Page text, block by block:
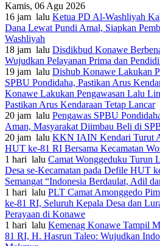
Kamis, 06 Agu 2026
16 jam lalu Ketua PD Al-Washliyah
Dana Lewat Pundi Amal, Siapkan
Washliyah
18 jam lalu Disdikbud Konawe
Wujudkan Pelayanan Prima dan
19 jam lalu Dishub Konawe Lakukan
SPBU Pondidaha, Pastikan Arus
Konawe Lakukan Pengawasan Lalu
Pastikan Arus Kendaraan Tetap Lancar
20 jam lalu Pengawas SPBU
Aman, Masyarakat Diimbau Beli di
20 jam lalu KKN IAIN Kendari Turut
HUT ke-81 RI Bersama Kecamatan
1 hari lalu Camat Wonggeduku Turun
Desa se-Kecamatan pada Defile HUT
Semangat “Indonesia Berdaulat, Adil
1 hari lalu PLT Camat Amonggedo
ke-81 RI, Seluruh Kepala Desa dan
Perayaan di Konawe
1 hari lalu Kemenag Konawe Tampil
81 RI, H. Hasrun Taleo: Wujudkan